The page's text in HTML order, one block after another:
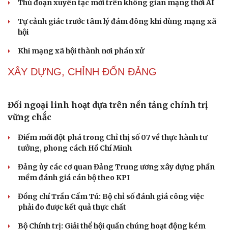
Cải chính
Dấu hiệu tiền mãn kinh sớm phụ nữ cần biết
Tôi bất lực khi vợ luôn mang chuyện ở rể ra làm "vũ khí"
sau mỗi lần cãi nhau
NHẬN DIỆN SỰ THẬT
chứng minh qua những số liệu cụ thể
Thực tiễn vận hành chính quyền ba cấp bác bỏ mọi luận
điệu xuyên tạc
Thủ đoạn xuyên tạc mới trên không gian mạng thời AI
Tự cảnh giác trước tâm lý đám đông khi dùng mạng xã
hội
Khi mạng xã hội thành nơi phán xử